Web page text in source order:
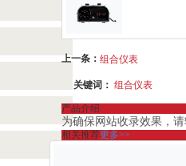
上一条： 组合仪表
关键词： 组合仪表
产品介绍
为确保网站收录效果，请
相关推荐更多>>